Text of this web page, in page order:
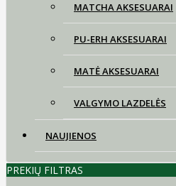
MATCHA AKSESUARAI
PU-ERH AKSESUARAI
MATĖ AKSESUARAI
VALGYMO LAZDELĖS
NAUJIENOS
PREKIŲ FILTRAS